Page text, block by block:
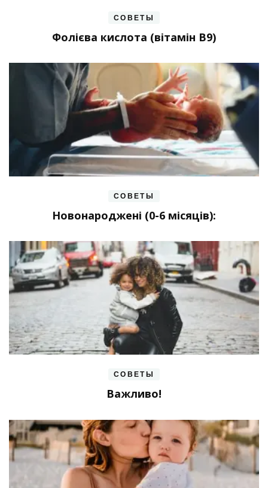
СОВЕТЫ
Фолієва кислота (вітамін В9)
СОВЕТЫ
Новонароджені (0-6 місяців):
СОВЕТЫ
Важливо!